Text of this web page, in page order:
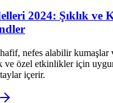
2024: Şıklık ve
nefes alabilir kumaşlar
ve özel etkinlikler için
içerir.